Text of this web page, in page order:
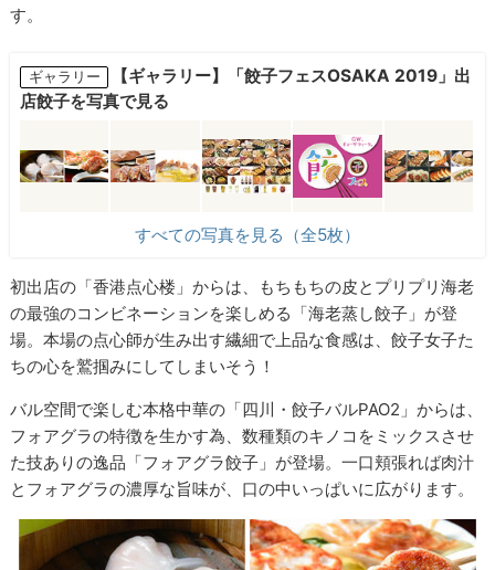
す。
ギャラリー
【ギャラリー】「餃子フェスOSAKA 2019」出
店餃子を写真で見る
すべての写真を見る（全5枚）
初出店の「香港点心楼」からは、もちもちの皮とプリプリ海老
の最強のコンビネーションを楽しめる「海老蒸し餃子」が登
場。本場の点心師が生み出す繊細で上品な食感は、餃子女子た
ちの心を鷲掴みにしてしまいそう！
バル空間で楽しむ本格中華の「四川・餃子バルPAO2」からは、
フォアグラの特徴を生かす為、数種類のキノコをミックスさせ
た技ありの逸品「フォアグラ餃子」が登場。一口頬張れば肉汁
とフォアグラの濃厚な旨味が、口の中いっぱいに広がります。